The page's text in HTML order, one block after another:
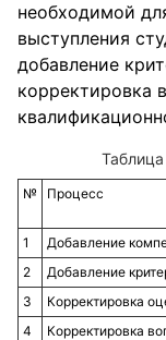
необходимой
выступления
добавление
корректировка
№ Процесс
1
Добавление
2
Добавление
3
Корректировка
4
Корректировка